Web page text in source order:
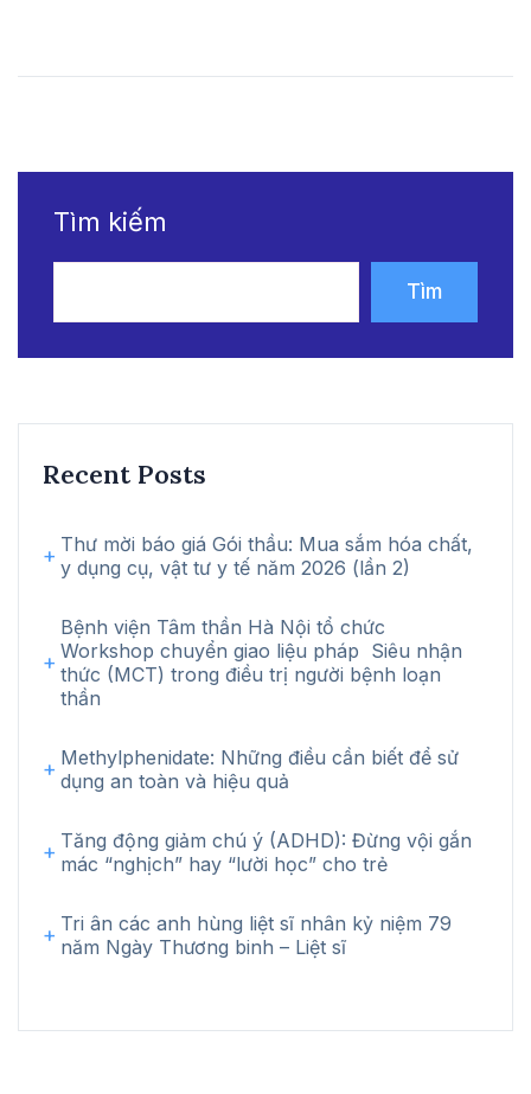
Tìm kiếm
Tìm
Recent Posts
Thư mời báo giá Gói thầu: Mua sắm hóa chất,
y dụng cụ, vật tư y tế năm 2026 (lần 2)
Bệnh viện Tâm thần Hà Nội tổ chức
Workshop chuyển giao liệu pháp Siêu nhận
thức (MCT) trong điều trị người bệnh loạn
thần
Methylphenidate: Những điều cần biết để sử
dụng an toàn và hiệu quả
Tăng động giảm chú ý (ADHD): Đừng vội gắn
mác “nghịch” hay “lười học” cho trẻ
Tri ân các anh hùng liệt sĩ nhân kỷ niệm 79
năm Ngày Thương binh – Liệt sĩ